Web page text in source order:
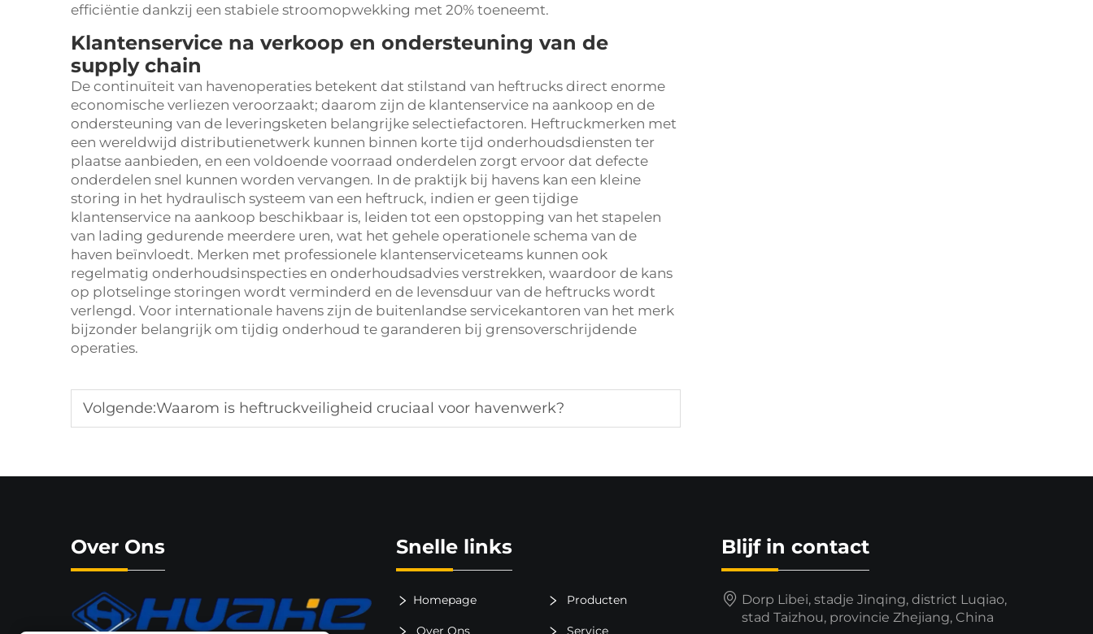
efficiëntie dankzij een stabiele stroomopwekking met 20% toeneemt.
Klantenservice na verkoop en ondersteuning van de
supply chain
De continuïteit van havenoperaties betekent dat stilstand van heftrucks direct enorme
economische verliezen veroorzaakt; daarom zijn de klantenservice na aankoop en de
ondersteuning van de leveringsketen belangrijke selectiefactoren. Heftruckmerken met
een wereldwijd distributienetwerk kunnen binnen korte tijd onderhoudsdiensten ter
plaatse aanbieden, en een voldoende voorraad onderdelen zorgt ervoor dat defecte
onderdelen snel kunnen worden vervangen. In de praktijk bij havens kan een kleine
storing in het hydraulisch systeem van een heftruck, indien er geen tijdige
klantenservice na aankoop beschikbaar is, leiden tot een opstopping van het stapelen
van lading gedurende meerdere uren, wat het gehele operationele schema van de
haven beïnvloedt. Merken met professionele klantenserviceteams kunnen ook
regelmatig onderhoudsinspecties en onderhoudsadvies verstrekken, waardoor de kans
op plotselinge storingen wordt verminderd en de levensduur van de heftrucks wordt
verlengd. Voor internationale havens zijn de buitenlandse servicekantoren van het merk
bijzonder belangrijk om tijdig onderhoud te garanderen bij grensoverschrijdende
operaties.
Volgende:Waarom is heftruckveiligheid cruciaal voor havenwerk?
Over Ons Snelle links
Homepage Producten
Over Ons Service
Blijf in contact
Dorp Libei, stadje Jinqing, district Luqiao,
stad Taizhou, provincie Zhejiang, China